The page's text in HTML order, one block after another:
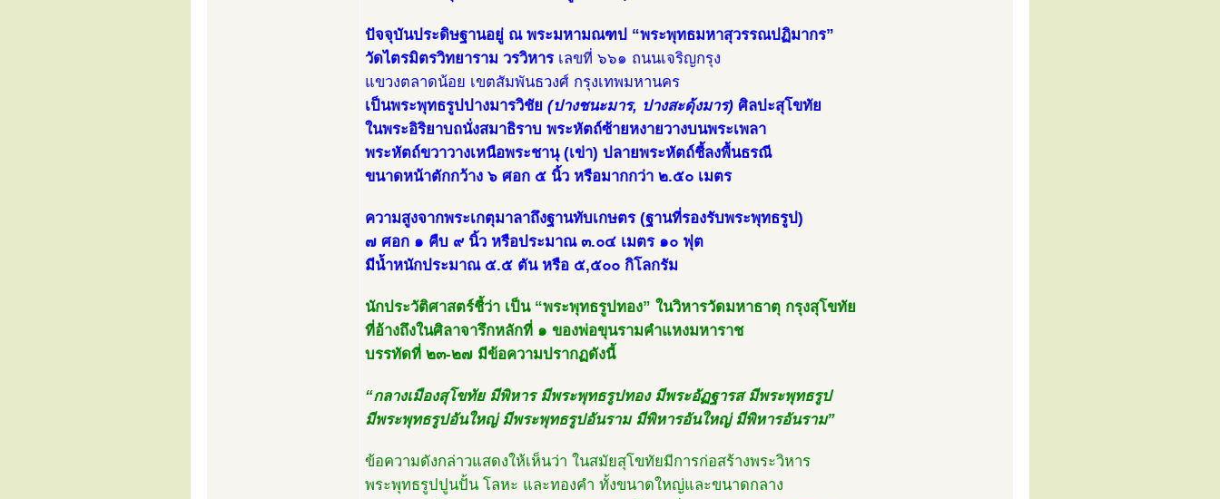
ปัจจุบันประดิษฐานอยู่ ณ พระมหามณฑป “พระพุทธมหาสุวรรณปฏิมากร”
วัดไตรมิตรวิทยาราม วรวิหารเลขที่ ๖๖๑ ถนนเจริญกรุง
แขวงตลาดน้อย เขตสัมพันธวงศ์ กรุงเทพมหานคร
เป็นพระพุทธรูปปางมารวิชัย (ปางชนะมาร, ปางสะดุ้งมาร) ศิลปะสุโขทัย
ในพระอิริยาบถนั่งสมาธิราบ พระหัตถ์ซ้ายหงายวางบนพระเพลา
พระหัตถ์ขวาวางเหนือพระชานุ (เข่า) ปลายพระหัตถ์ชี้ลงพื้นธรณี
ขนาดหน้าตักกว้าง ๖ ศอก ๕ นิ้ว หรือมากกว่า ๒.๕๐ เมตร
ความสูงจากพระเกตุมาลาถึงฐานทับเกษตร (ฐานที่รองรับพระพุทธรูป)
๗ ศอก ๑ คืบ ๙ นิ้ว หรือประมาณ ๓.๐๔ เมตร ๑๐ ฟุต
มีน้ำหนักประมาณ ๕.๕ ตัน หรือ ๕,๕๐๐ กิโลกรัม
นักประวัติศาสตร์ชี้ว่า เป็น “พระพุทธรูปทอง” ในวิหารวัดมหาธาตุ กรุงสุโขทัย
ที่อ้างถึงในศิลาจารึกหลักที่ ๑ ของพ่อขุนรามคำแหงมหาราช
บรรทัดที่ ๒๓-๒๗ มีข้อความปรากฏดังนี้
“กลางเมืองสุโขทัย มีพิหาร มีพระพุทธรูปทอง มีพระอัฏฐารส มีพระพุทธรูป
มีพระพุทธรูปอันใหญ่ มีพระพุทธรูปอันราม มีพิหารอันใหญ่ มีพิหารอันราม”
ข้อความดังกล่าวแสดงให้เห็นว่า ในสมัยสุโขทัยมีการก่อสร้างพระวิหาร
พระพุทธรูปปูนปั้น โลหะ และทองคำ ทั้งขนาดใหญ่และขนาดกลาง